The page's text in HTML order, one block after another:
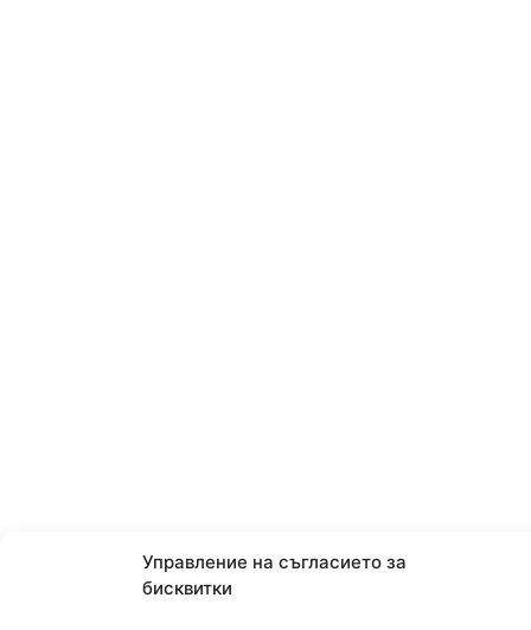
Управление на съгласието за
бисквитки